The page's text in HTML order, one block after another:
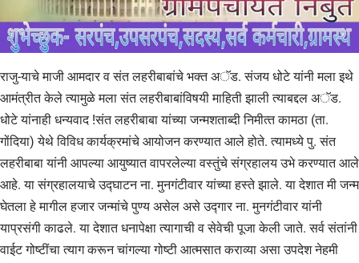
राजु-याचे माजी आमदार व संत लहरीबाबांचे भक्‍त अॅड. संजय धोटे यांनी मला इथे
आमंत्रीत केले त्‍यामुळे मला संत लहरीबाबांविषयी माहिती झाली त्‍याबद्दल अॅड.
धोटे यांनाही धन्‍यवाद !संत लहरीबाबा यांच्‍या जन्‍मशताब्‍दी निमीत्‍त कामठा (ता.
गोंदिया) येथे विविध कार्यक्रमांचे आयोजन करण्‍यात आले होते. त्‍यामध्‍ये पु. संत
लहरीबाबा यांनी आपल्‍या आयुष्‍यात वापरलेल्‍या वस्‍तुंचे संग्रहालय उभे करण्‍यात आले
आहे. या संग्रहालयाचे उद्घाटन ना. मुनगंटीवार यांच्‍या हस्‍ते झाले. या देशात मी जन्‍म
घेतला हे मागील हजार जन्‍मांचे पुण्‍य असेल असे उद्गार ना. मुनगंटीवार यांनी
याप्रसंगी काढले. या देशात धनापेक्षा त्‍यागाची व सेवेची पूजा केली जाते. सर्व संतांनी
वाईट गोष्‍टींचा त्‍याग करून चांगल्‍या गोष्‍टी आत्‍मसात कराव्‍या असा उपदेश नेहमी